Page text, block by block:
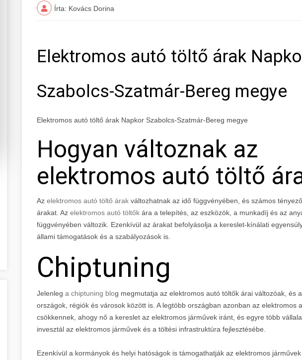
Írta: Kovács Dorina
Elektromos autó töltő árak
Szabolcs-Szatmár-Bereg megye
Elektromos autó töltő árak Napkor Szabolcs-Szatmár-Bereg megye
Hogyan változnak az
elektromos autó töltő
Az elektromos autó töltő árak változhatnak az idő függvényében, és számos
árakat. Az elektromos autó töltők ára a telepítés, az eszközök, a munkadíj és az
függvényében változik. Ezenkívül az árakat befolyásolja a kereslet-kínálati
állami támogatások és a szabályozások is.
Chiptuning
Jelenleg a chiptuning blog megmutatja az elektromos autó töltők árai változóak, és
országok, régiók és városok között is. A legtöbb országban azonban az elektromos
csökkennek, ahogy nő a kereslet az elektromos járművek iránt, és egyre több
invesztál az elektromos járművek és a töltési infrastruktúra fejlesztésébe.
Ezenkívül a kormányok és helyi hatóságok is támogathatják az elektromos